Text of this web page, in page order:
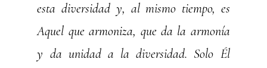
esta diversidad y, al mismo tiempo, es
Aquel que armoniza, que da la armonía
y da unidad a la diversidad. Solo Él